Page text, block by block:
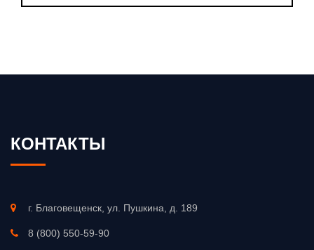
КОНТАКТЫ
г. Благовещенск, ул. Пушкина, д. 189
8 (800) 550-59-90